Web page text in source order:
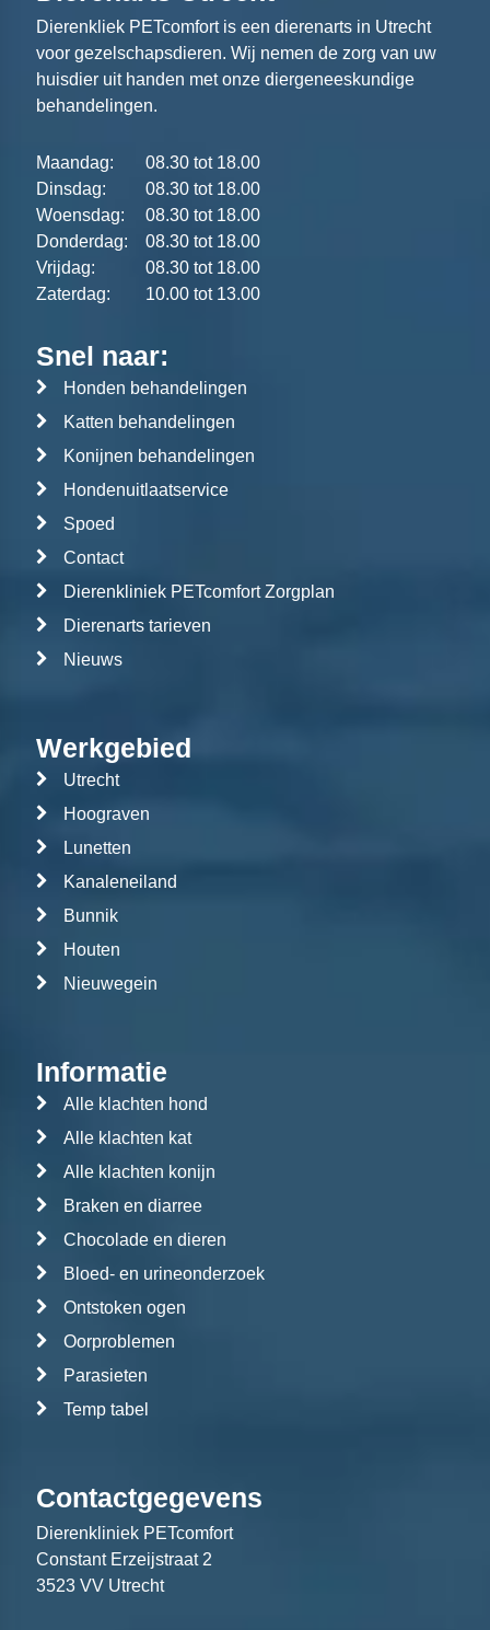
Dierenkliek PETcomfort is een dierenarts in Utrecht
voor gezelschapsdieren. Wij nemen de zorg van uw
huisdier uit handen met onze diergeneeskundige
behandelingen.
Maandag:
08.30 tot 18.00
Dinsdag:
08.30 tot 18.00
Woensdag:
08.30 tot 18.00
Donderdag:
08.30 tot 18.00
Vrijdag:
08.30 tot 18.00
Zaterdag:
10.00 tot 13.00
Snel naar:
Honden behandelingen
Katten behandelingen
Konijnen behandelingen
Hondenuitlaatservice
Spoed
Contact
Dierenkliniek PETcomfort Zorgplan
Dierenarts tarieven
Nieuws
Werkgebied
Utrecht
Hoograven
Lunetten
Kanaleneiland
Bunnik
Houten
Nieuwegein
Informatie
Alle klachten hond
Alle klachten kat
Alle klachten konijn
Braken en diarree
Chocolade en dieren
Bloed- en urineonderzoek
Ontstoken ogen
Oorproblemen
Parasieten
Temp tabel
Contactgegevens
Dierenkliniek PETcomfort
Constant Erzeijstraat 2
3523 VV Utrecht